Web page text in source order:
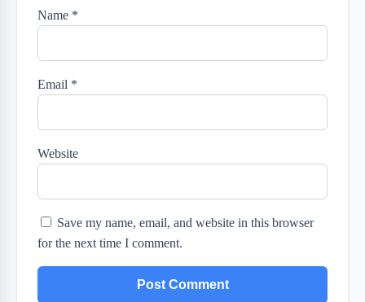
Name *
Email *
Website
Save my name, email, and website in this browser
for the next time I comment.